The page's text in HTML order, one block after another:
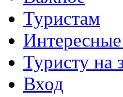
Туристам
Туристу на
Вход